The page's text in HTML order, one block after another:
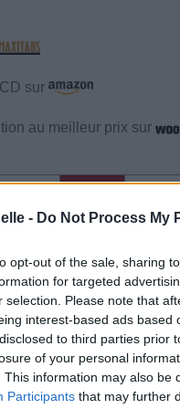
- Do Not Process My
opt-out of the sale, sharing
for targeted
selection. Please note that
interest-based ads
to third parties prior
of your personal
This information may also be
Participants that may further
sur
au meilleur prix sur
Photos
cette traduction Corriger